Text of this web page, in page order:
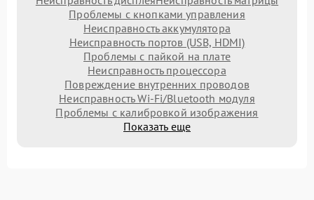
Проблемы с кнопками управления
Неисправность аккумулятора
Неисправность портов (USB, HDMI)
Проблемы с пайкой на плате
Неисправность процессора
Повреждение внутренних проводов
Неисправность Wi-Fi/Bluetooth модуля
Проблемы с калибровкой изображения
Показать еще